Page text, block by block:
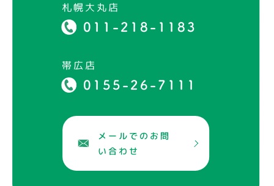
札幌大丸店
011-218-1183
帯広店
0155-26-7111
メールでのお問
い合わせ